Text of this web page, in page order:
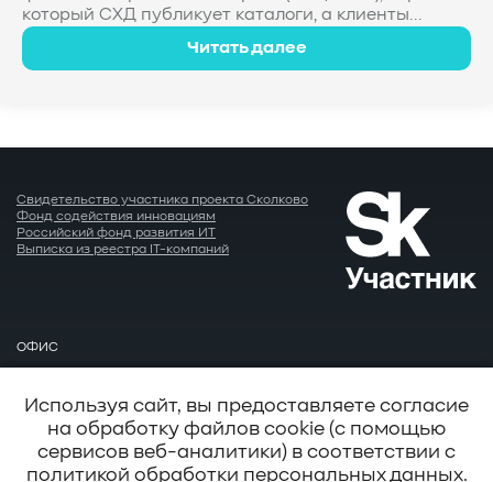
который СХД публикует каталоги, а клиенты...
Читать далее
Свидетельство участника проекта Сколково
Фонд содействия инновациям
Российский фонд развития ИТ
Выписка из реестра IT-компаний
ОФИС
info@baum.ru
Москва, ул. Нобеля д. 7
Используя сайт, вы предоставляете согласие
на обработку файлов cookie (с помощью
сервисов веб-аналитики) в соответствии с
политикой обработки персональных данных.